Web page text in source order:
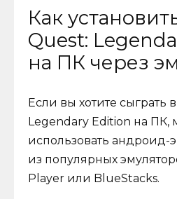
Как
Quest:
на ПК через
Если вы хотите сыграть
Legendary Edition на ПК,
использовать андроид-
из популярных
Player или BlueStacks.